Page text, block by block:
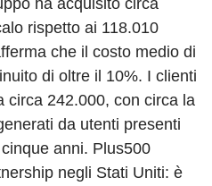
rispetto ai 118.010
che il costo medio di
di oltre il 10%. I clienti
circa 242.000, con circa la
da utenti presenti
anni. Plus500
negli Stati Uniti: è